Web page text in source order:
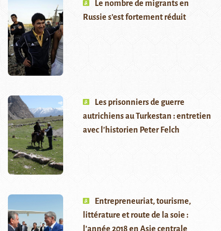
Le nombre de migrants en
Russie s’est fortement réduit
Les prisonniers de guerre
autrichiens au Turkestan : entretien
avec l’historien Peter Felch
Entrepreneuriat, tourisme,
littérature et route de la soie :
l’année 2018 en Asie centrale